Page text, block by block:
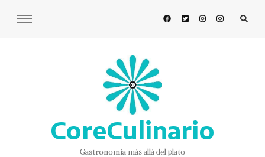
CoreCulinario
Gastronomía más allá del plato